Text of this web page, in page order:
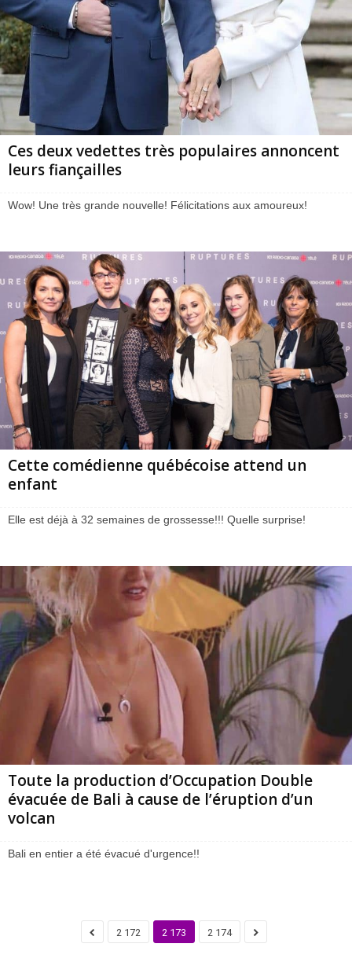
Ces deux vedettes très populaires annoncent
leurs fiançailles
Wow! Une très grande nouvelle! Félicitations aux amoureux!
Cette comédienne québécoise attend un
enfant
Elle est déjà à 32 semaines de grossesse!!! Quelle surprise!
Toute la production d’Occupation Double
évacuée de Bali à cause de l’éruption d’un
volcan
Bali en entier a été évacué d'urgence!!
2 172 2 173 2 174